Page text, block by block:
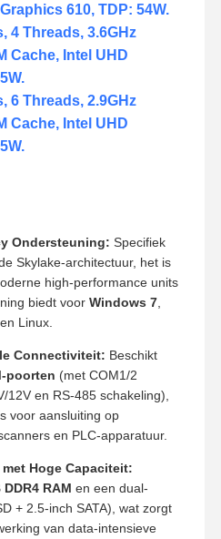
610, TDP: 54W.
4 Threads, 3.6GHz
Cache, Intel UHD
6 Threads, 2.9GHz
Cache, Intel UHD
Ondersteuning: Specifiek
Skylake-architectuur, het is
high-performance units
biedt voor Windows 7,
Linux.
Connectiviteit: Beschikt
poorten (met COM1/2
12V en RS-485 schakeling),
voor aansluiting op
en PLC-apparatuur.
Hoge Capaciteit:
DDR4 RAM en een dual-
+ 2.5-inch SATA), wat zorgt
van data-intensieve